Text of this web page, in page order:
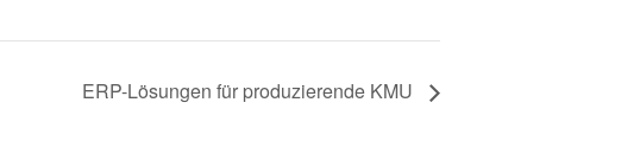
ERP-Lösungen für produzierende KMU